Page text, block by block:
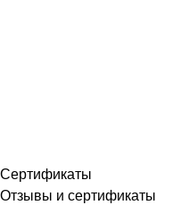
Сертификаты
Отзывы и сертификаты